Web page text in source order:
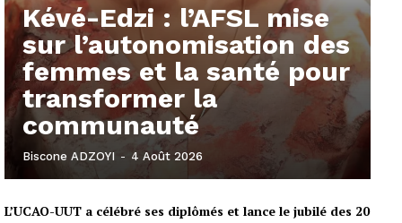
Kévé-Edzi : l’AFSL mise
sur l’autonomisation des
femmes et la santé pour
transformer la
communauté
Biscone ADZOYI - 4 Août 2026
L’UCAO-UUT a célébré ses diplômés et lance le jubilé des 20